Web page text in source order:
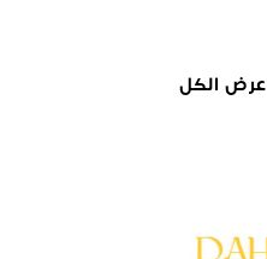
عرض الكل